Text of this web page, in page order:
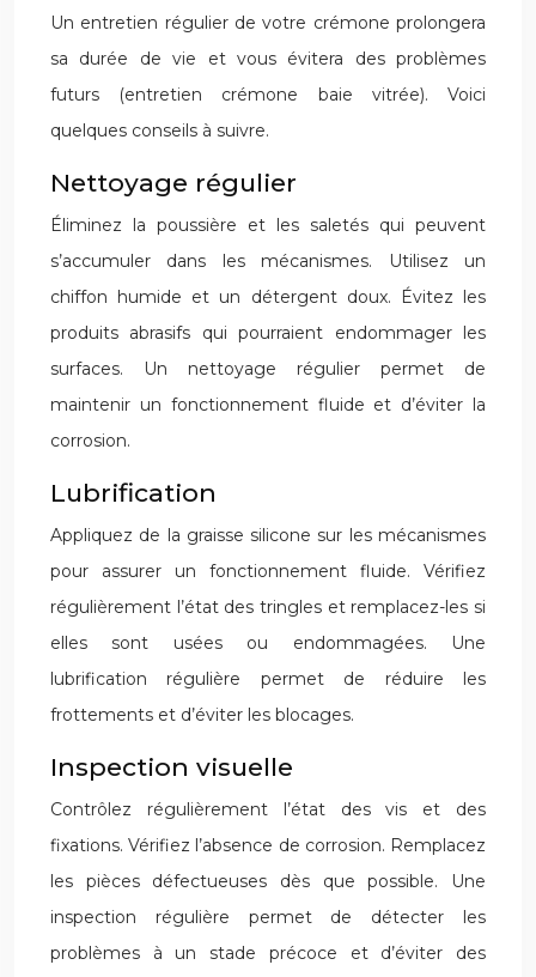
Un entretien régulier de votre crémone prolongera
sa durée de vie et vous évitera des problèmes
futurs (entretien crémone baie vitrée). Voici
quelques conseils à suivre.
Nettoyage régulier
Éliminez la poussière et les saletés qui peuvent
s’accumuler dans les mécanismes. Utilisez un
chiffon humide et un détergent doux. Évitez les
produits abrasifs qui pourraient endommager les
surfaces. Un nettoyage régulier permet de
maintenir un fonctionnement fluide et d’éviter la
corrosion.
Lubrification
Appliquez de la graisse silicone sur les mécanismes
pour assurer un fonctionnement fluide. Vérifiez
régulièrement l’état des tringles et remplacez-les si
elles sont usées ou endommagées. Une
lubrification régulière permet de réduire les
frottements et d’éviter les blocages.
Inspection visuelle
Contrôlez régulièrement l’état des vis et des
fixations. Vérifiez l’absence de corrosion. Remplacez
les pièces défectueuses dès que possible. Une
inspection régulière permet de détecter les
problèmes à un stade précoce et d’éviter des